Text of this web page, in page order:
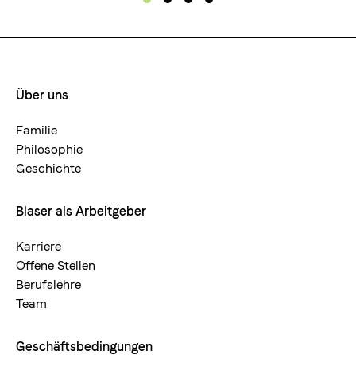
Geschmack
Arten
100% Arabica
Footermenue-
neu
Über uns
Familie
Philosophie
Geschichte
Blaser als Arbeitgeber
Karriere
Offene Stellen
Berufslehre
Team
Geschäftsbedingungen